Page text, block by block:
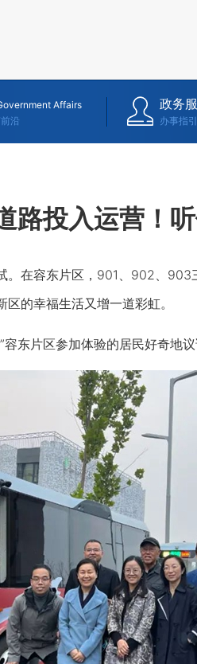
Affairs
沿
政务
办事指
路投入运营！
容东片区，901、902、903
的幸福生活又增一道彩虹。
片区参加体验的居民好奇地议